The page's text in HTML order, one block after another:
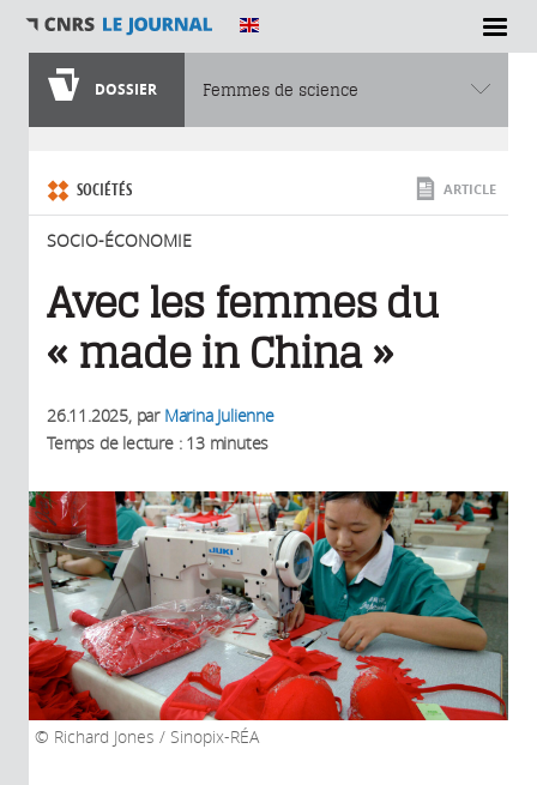
SECTIONS
DOSSIER Femmes de science
SOCIÉTÉS
SOCIO-ÉCONOMIE
ARTICLE
Avec les femmes du
« made in China »
26.11.2025, par Marina Julienne
Temps de lecture : 13 minutes
Richard Jones / Sinopix-RÉA